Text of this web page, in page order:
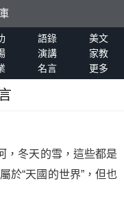
語錄
美文
演講
家教
名言 更多
，冬天的雪，這些都是
於“天國的世界”，但也